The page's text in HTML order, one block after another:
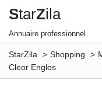
Aller
au
contenu
StarZila
Annuaire professionnel
StarZila Shopping
Cleor Englos